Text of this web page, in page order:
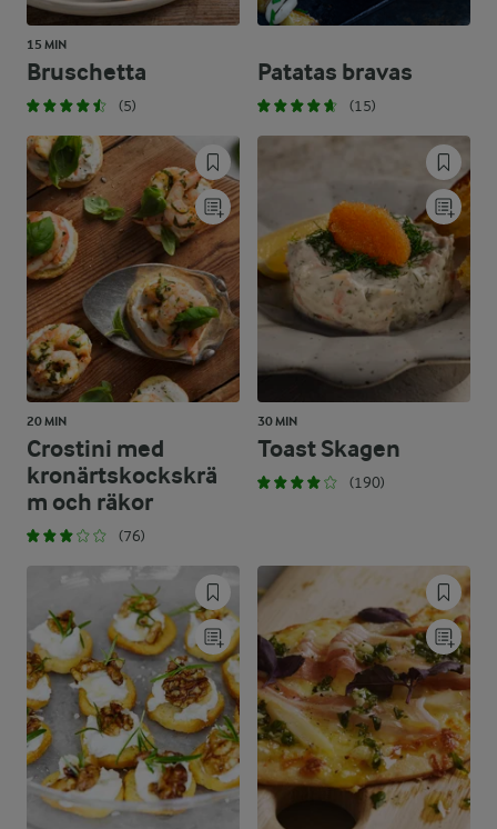
15 MIN
Bruschetta
(5)
Patatas bravas
(15)
20 MIN
Crostini med
kronärtskockskrä
m och räkor
(76)
30 MIN
Toast Skagen
(190)